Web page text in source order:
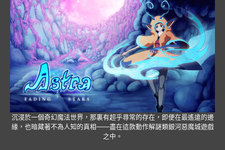
沉浸於一個奇幻魔法世界，那裏有超乎尋常的存在，即便在最遙遠的邊
緣，也暗藏著不為人知的真相——盡在這款動作解謎類銀河惡魔城遊戲
之中。